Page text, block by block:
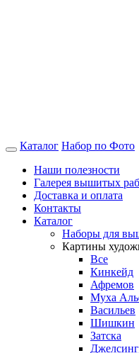
Каталог Набор по Фото
Наши полезности
Галерея вышитых
Доставка и оплата
Контакты
Каталог
Наборы для
Картины
Все
Кинкейд
Афремов
Муха
Васильев
Шишкин
Затска